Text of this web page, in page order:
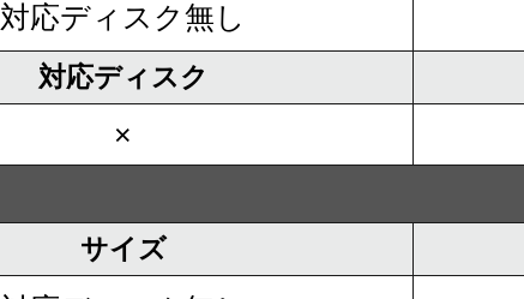
対応ディスク無し
対応ディスク
×
サイズ